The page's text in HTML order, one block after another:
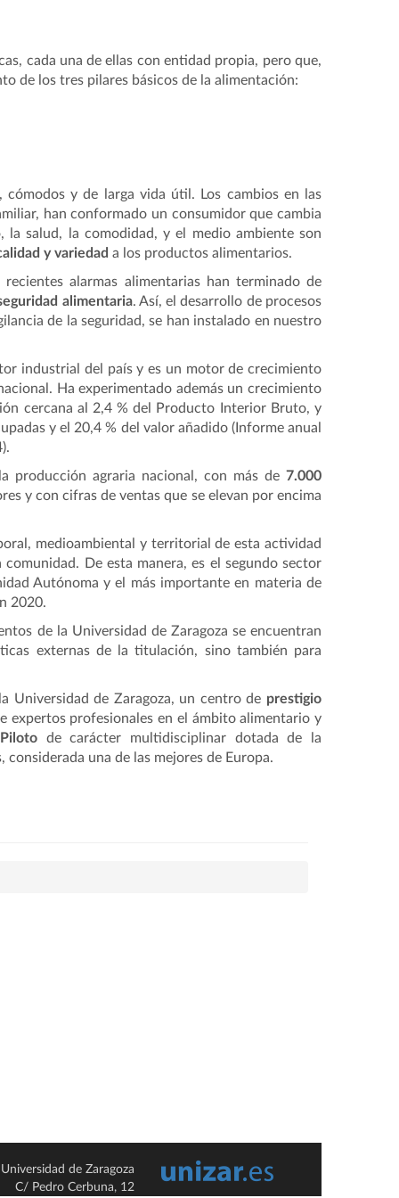
cada una de ellas con entidad propia, pero que,
de los tres pilares básicos de la alimentación:
y de larga vida útil. Los cambios en las
han conformado un consumidor que cambia
la salud, la comodidad, y el medio ambiente son
y variedad a los productos alimentarios.
alarmas alimentarias han terminado de
alimentaria. Así, el desarrollo de procesos
de la seguridad, se han instalado en nuestro
industrial del país y es un motor de crecimiento
Ha experimentado además un crecimiento
cercana al 2,4 % del Producto Interior Bruto, y
y el 20,4 % del valor añadido (Informe anual
producción agraria nacional, con más de7.000
y con cifras de ventas que se elevan por encima
medioambiental y territorial de esta actividad
De esta manera, es el segundo sector
Autónoma y el más importante en materia de
2020.
de la Universidad de Zaragoza se encuentran
externas de la titulación, sino también para
Universidad de Zaragoza, un centro de prestigio
expertos profesionales en el ámbito alimentario y
de carácter multidisciplinar dotada de la
una de las mejores de Europa.
Universidad de Zaragoza
C/ Pedro Cerbuna, 12